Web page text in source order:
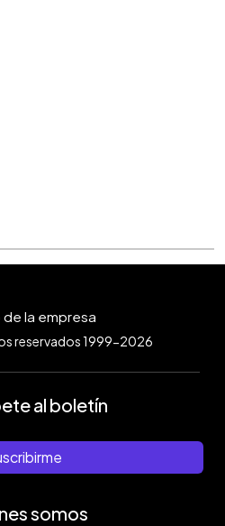
reservados 1999-2026
al boletín
somos